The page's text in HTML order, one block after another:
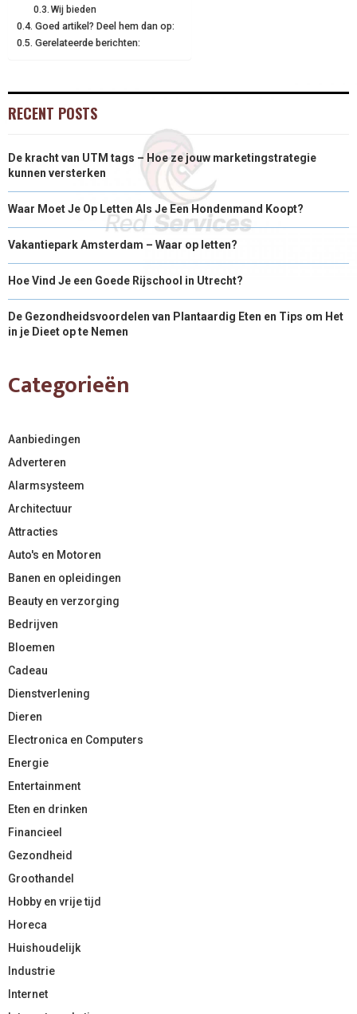
Wij bieden
Goed artikel? Deel hem dan op:
Gerelateerde berichten:
RECENT POSTS
De kracht van UTM tags – Hoe ze jouw marketingstrategie
kunnen versterken
Waar Moet Je Op Letten Als Je Een Hondenmand Koopt?
Vakantiepark Amsterdam – Waar op letten?
Hoe Vind Je een Goede Rijschool in Utrecht?
De Gezondheidsvoordelen van Plantaardig Eten en Tips om Het
in je Dieet op te Nemen
Categorieën
Aanbiedingen
Adverteren
Alarmsysteem
Architectuur
Attracties
Auto's en Motoren
Banen en opleidingen
Beauty en verzorging
Bedrijven
Bloemen
Cadeau
Dienstverlening
Dieren
Electronica en Computers
Energie
Entertainment
Eten en drinken
Financieel
Gezondheid
Groothandel
Hobby en vrije tijd
Horeca
Huishoudelijk
Industrie
Internet